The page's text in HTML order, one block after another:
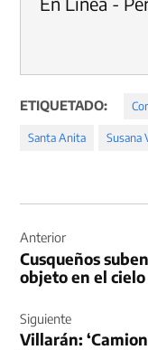
ETIQUETADO:
Santa Anita Susana
de
entradas
Anterior
Cusqueños
objeto en el cielo
Siguiente
Villarán: